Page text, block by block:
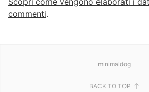
commenti.
minimaldog
BACK TO TOP